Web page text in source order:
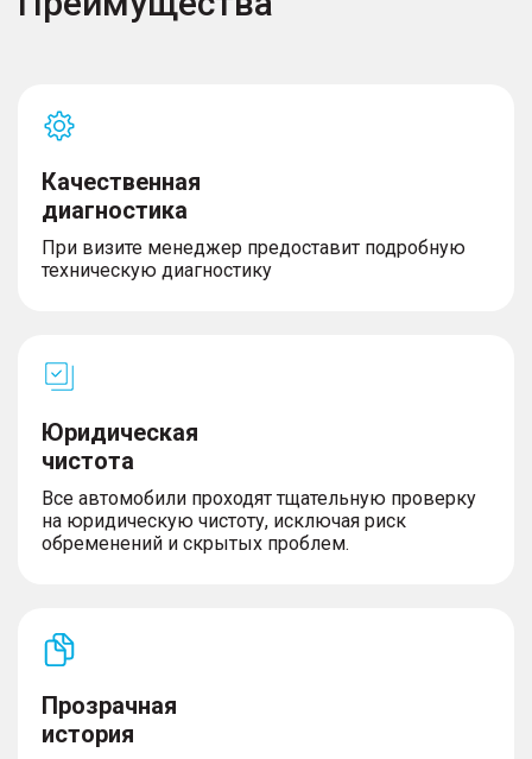
Качественная
диагностика
При визите менеджер предоставит подробную
техническую диагностику
Юридическая
чистота
Все автомобили проходят тщательную проверку
на юридическую чистоту, исключая риск
обременений и скрытых проблем.
Прозрачная
история